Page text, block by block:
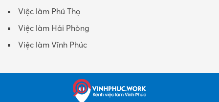
Việc làm Phú Thọ
Việc làm Hải Phòng
Việc làm Vĩnh Phúc